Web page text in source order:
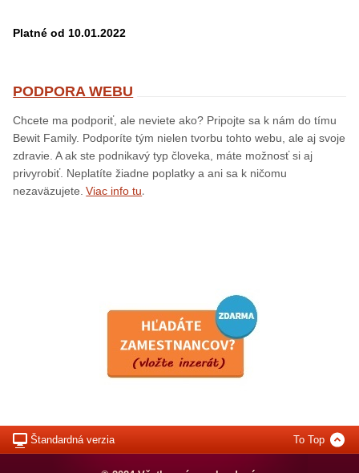
Platné od 10.01.2022
PODPORA WEBU
Chcete ma podporiť, ale neviete ako? Pripojte sa k nám do tímu
Bewit Family. Podporíte tým nielen tvorbu tohto webu, ale aj svoje
zdravie. A ak ste podnikavý typ človeka, máte možnosť si aj
privyrobiť. Neplatíte žiadne poplatky a ani sa k ničomu
nezaväzujete. Viac info tu.
Štandardná verzia To Top